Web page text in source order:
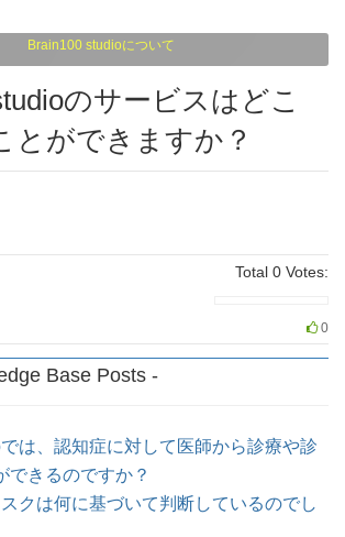
Brain100 studioについて
とができますか？
Total 0 Votes:
0
Base Posts -
は、認知症に対して医師から診療や診
できるのですか？
クは何に基づいて判断しているのでし